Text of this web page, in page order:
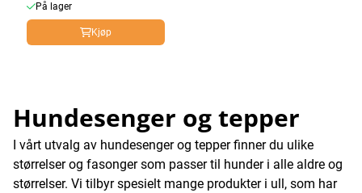
På lager
Kjøp
Hundesenger og tepper
I vårt utvalg av hundesenger og tepper finner du ulike
størrelser og fasonger som passer til hunder i alle aldre og
størrelser. Vi tilbyr spesielt mange produkter i ull, som har